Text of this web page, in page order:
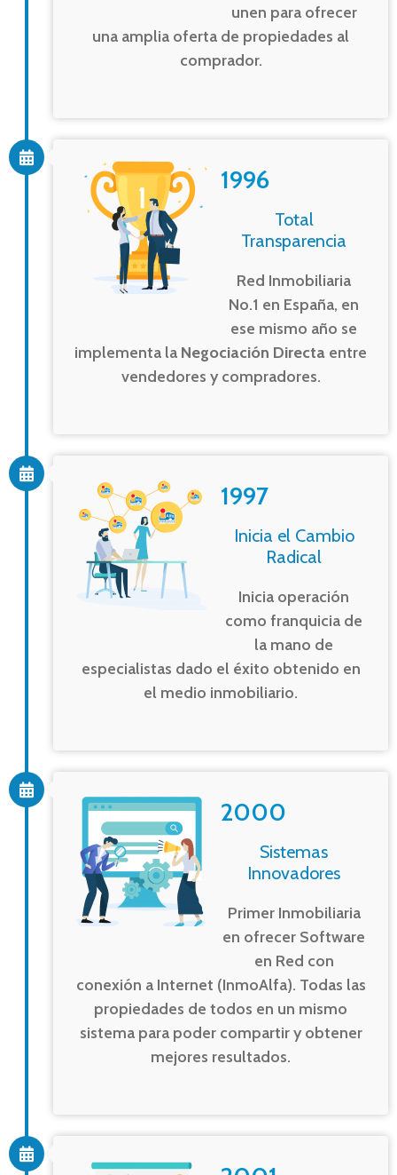
unen para ofrecer
una amplia oferta de propiedades al
comprador.
1996
Total
Transparencia
Red Inmobiliaria
No.1 en España, en
ese mismo año se
implementa la Negociación Directa entre
vendedores y compradores.
1997
Inicia el Cambio
Radical
Inicia operación
como franquicia de
la mano de
especialistas dado el éxito obtenido en
el medio inmobiliario.
2000
Sistemas
Innovadores
Primer Inmobiliaria
en ofrecer Software
en Red con
conexión a Internet (InmoAlfa). Todas las
propiedades de todos en un mismo
sistema para poder compartir y obtener
mejores resultados.